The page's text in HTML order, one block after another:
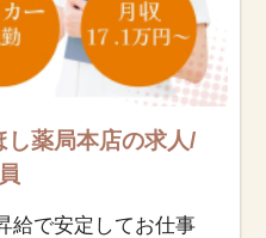
薬局本店の求人/
給で安定してお仕事